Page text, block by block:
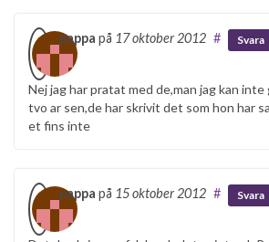
pappa på 17 oktober 2012 # Svara
Nej jag har pratat med de,man jag kan
tvo ar sen,de har skrivit det som hon har
et fins inte
pappa på 15 oktober 2012 # Svara